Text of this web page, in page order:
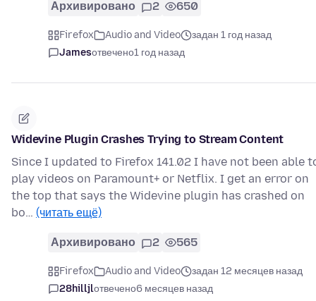
Архивировано 2 650
Firefox Audio and Video
задан 1 год назад
Jamesотвечено1 год назад
Widevine Plugin Crashes Trying to Stream Content
Since I updated to Firefox 141.02 I have not been able
play videos on Paramount+ or Netflix. I get an error on
the top that says the Widevine plugin has crashed on
bo… (читать ещё)
Архивировано 2 565
Firefox Audio and Video
задан 12 месяцев назад
28hilljlотвечено6 месяцев назад